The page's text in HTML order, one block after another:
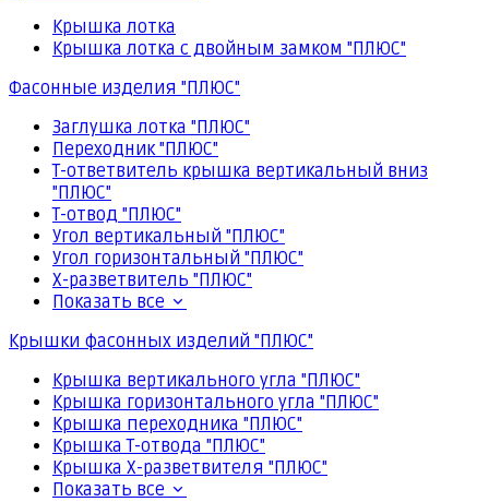
Крышка лотка
Крышка лотка с двойным замком "ПЛЮС"
Фасонные изделия "ПЛЮС"
Заглушка лотка "ПЛЮС"
Переходник "ПЛЮС"
Т-ответвитель крышка вертикальный вниз
"ПЛЮС"
Т-отвод "ПЛЮС"
Угол вертикальный "ПЛЮС"
Угол горизонтальный "ПЛЮС"
Х-разветвитель "ПЛЮС"
Показать все
Крышки фасонных изделий "ПЛЮС"
Крышка вертикального угла "ПЛЮС"
Крышка горизонтального угла "ПЛЮС"
Крышка переходника "ПЛЮС"
Крышка Т-отвода "ПЛЮС"
Крышка Х-разветвителя "ПЛЮС"
Показать все